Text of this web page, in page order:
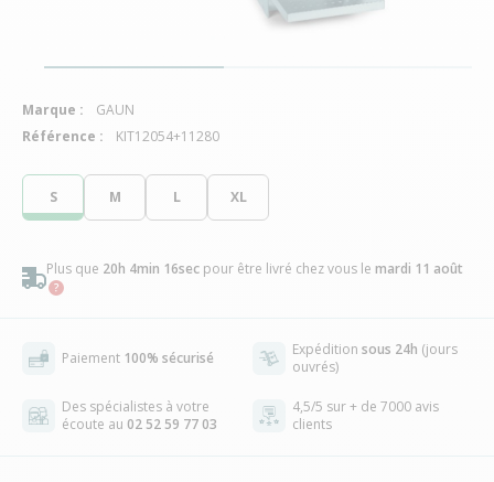
S M L XL
Plus que 20h 4min 16sec pour être livré chez vous le mardi 11 août
Paiement 100% sécurisé Expédition sous 24h (jours
ouvrés)
Des spécialistes à votre
écoute au 02 52 59 77 03
4,5/5 sur + de 7000 avis
clients
Marque :
GAUN
Référence :
KIT12054+11280